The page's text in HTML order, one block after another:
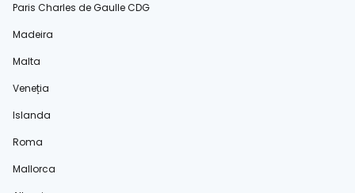
Paris Charles de Gaulle CDG
Madeira
Malta
Veneția
Islanda
Roma
Mallorca